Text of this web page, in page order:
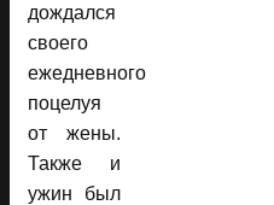
дождался
своего
ежедневного
поцелуя
от жены.
Также и
ужин был